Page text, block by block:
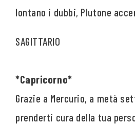
lontano i dubbi, Plutone
*Capricorno*
Grazie a Mercurio, a metà
prenderti cura della tua